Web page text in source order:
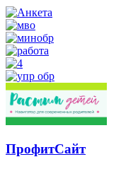
ПрофитСайт